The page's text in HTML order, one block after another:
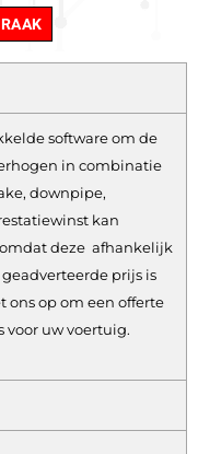
software om de
in combinatie
downpipe,
kan
deze afhankelijk
prijs is
ons op om een offerte
voor uw voertuig.